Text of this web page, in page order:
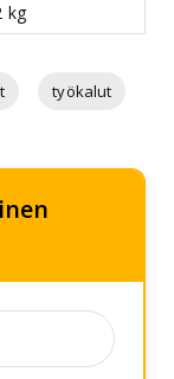
kg
työkalut